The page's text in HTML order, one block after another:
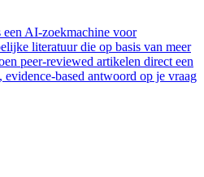
een AI-zoekmachine voor
literatuur die op basis van meer
peer-reviewed artikelen direct een
evidence-based antwoord op je vraag